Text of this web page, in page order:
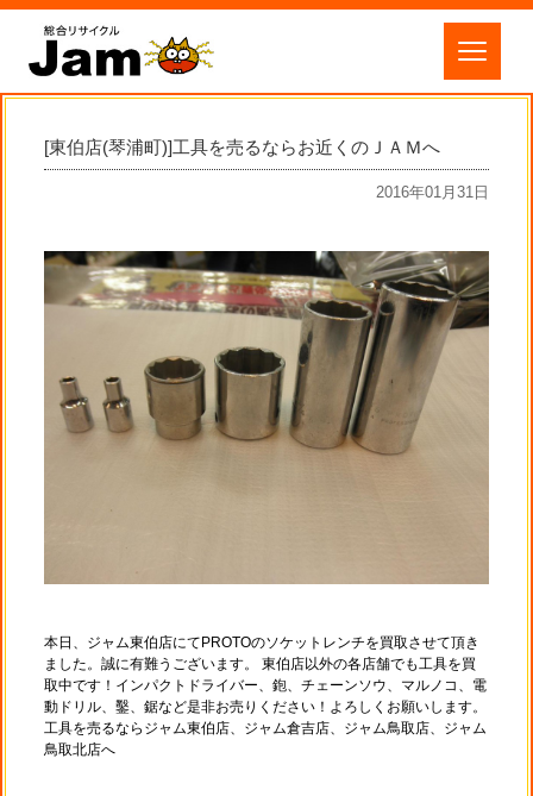
[東伯店(琴浦町)]工具を売るならお近くのＪＡＭへ
2016年01月31日
本日、ジャム東伯店にてPROTOのソケットレンチを買取させて頂き
ました。誠に有難うございます。 東伯店以外の各店舗でも工具を買
取中です！インパクトドライバー、鉋、チェーンソウ、マルノコ、電
動ドリル、鑿、鋸など是非お売りください！よろしくお願いします。
工具を売るならジャム東伯店、ジャム倉吉店、ジャム鳥取店、ジャム
鳥取北店へ